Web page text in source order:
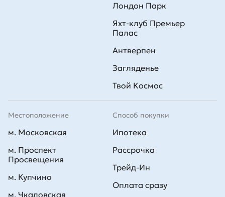
Способ покупки
Ипотека
Рассрочка
Трейд-Ин
Оплата сразу
Лондон Парк
Яхт-клуб Премьер
Палас
Антверпен
Загляденье
Твой Космос
Местоположение
м. Московская
м. Проспект
Просвещения
м. Купчино
м. Чкаловская